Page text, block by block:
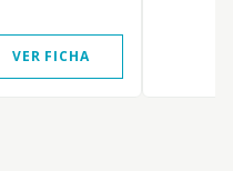
VER FICHA